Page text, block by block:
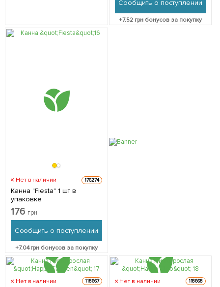
Сообщить о поступлении
+7.52 грн бонусов за покупку
Нет в наличии 176274
Канна "Fiesta" 1 шт в
упаковке
176 грн
Сообщить о поступлении
+7.04грн бонусов за покупку
Нет в наличии 118667 Нет в наличии 118668